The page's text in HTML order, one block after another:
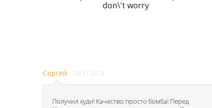
don\'t worry
Сергей 03.11.2018
Получил худи! Качество просто бомба! Перед